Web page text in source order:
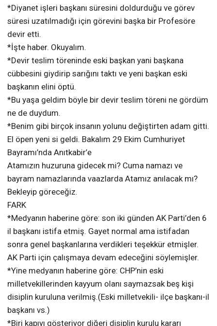
*Diyanet işleri başkanı süresini doldurduğu ve görev
süresi uzatılmadığı için görevini başka bir Profesöre
devir etti.
*İşte haber. Okuyalım.
*Devir teslim töreninde eski başkan yani başkana
cübbesini giydirip sarığını taktı ve yeni başkan eski
başkanın elini öptü.
*Bu yaşa geldim böyle bir devir teslim töreni ne gördüm
ne de duydum.
*Benim gibi birçok insanın yolunu değiştirten adam gitti.
El öpen yeni si geldi. Bakalım 29 Ekim Cumhuriyet
Bayramı’nda Anıtkabir’e
Atamızın huzuruna gidecek mi? Cuma namazı ve
bayram namazlarında vaazlarda Atamız anılacak mı?
Bekleyip göreceğiz.
FARK
*Medyanın haberine göre: son iki günden AK Parti’den 6
il başkanı istifa etmiş. Gayet normal ama istifadan
sonra genel başkanlarına verdikleri teşekkür etmişler.
AK Parti için çalışmaya devam edeceğini söylemişler.
*Yine medyanın haberine göre: CHP’nin eski
milletvekillerinden kayyum olanı saymazsak beş kişi
disiplin kuruluna verilmiş.(Eski milletvekili- ilçe başkanı-il
başkanı vs.)
*Biri kapıyı gösteriyor diğeri disiplin kurulu kararı